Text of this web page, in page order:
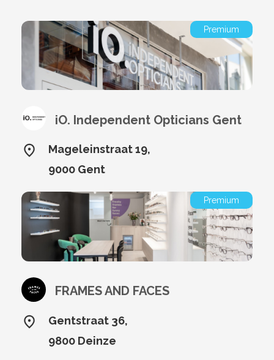
Premium
iO. Independent Opticians Gent
Mageleinstraat 19,
9000 Gent
Premium
FRAMES AND FACES
Gentstraat 36,
9800 Deinze